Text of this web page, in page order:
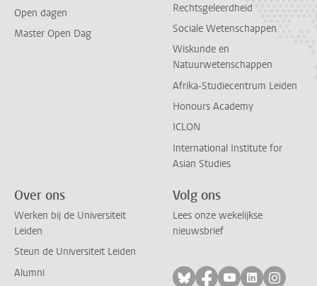
Open dagen
Master Open Dag
Rechtsgeleerdheid
Sociale Wetenschappen
Wiskunde en
Natuurwetenschappen
Afrika-Studiecentrum Leiden
Honours Academy
ICLON
International Institute for
Asian Studies
Over ons
Werken bij de Universiteit
Leiden
Steun de Universiteit Leiden
Alumni
Volg ons
Lees onze wekelijkse
nieuwsbrief
Volg ons op bluesky
Volg ons op
Volg ons op
Volg ons
Volg